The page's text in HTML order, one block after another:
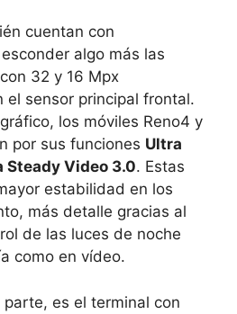
cuentan con
algo más las
32 y 16 Mpx
el sensor principal frontal.
los móviles Reno4 y
por sus funciones Ultra
Steady Video 3.0. Estas
estabilidad en los
más detalle gracias al
de las luces de noche
como en vídeo.
es el terminal con